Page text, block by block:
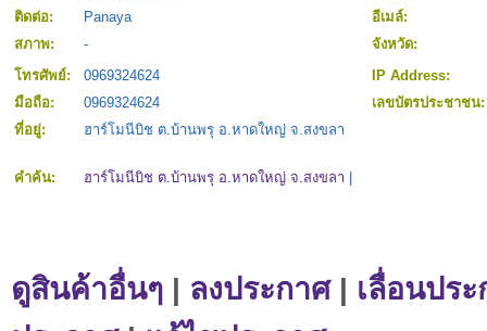
ติดต่อ:
Panaya
อีเมล์:
สภาพ:
-
จังหวัด:
โทรศัพย์:
0969324624
IP Address:
มือถือ:
0969324624
เลขบัตรประชาช
ที่อยู่:
ฮาร์โมนีบิช ต.บ้านพรุ อ.หาดใหญ่ จ.สงขลา
คำค้น: ฮาร์โมนีบิช ต.บ้านพรุ อ.หาดใหญ่ จ.สงขลา
ดูสินค้าอื่นๆ | ลงประกาศ| เลื่อนปร